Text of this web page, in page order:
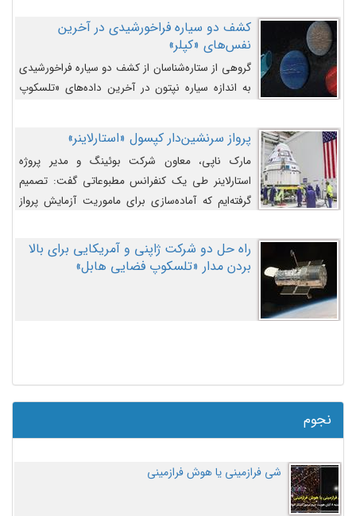
کشف دو سیاره فراخورشیدی در آخرین
نفس‌های «کپلر»
گروهی از ستاره‌شناسان از کشف دو سیاره فراخورشیدی
به اندازه سیاره نپتون در آخرین داده‌های «تلسکوپ
پرواز سرنشین‌دار کپسول «استارلاینر»
مارک ناپی، معاون شرکت بوئینگ و مدیر پروژه
استارلاینر طی یک کنفرانس مطبوعاتی گفت: تصمیم
گرفته‌ایم که آماده‌سازی برای ماموریت آزمایش پرواز
اصلاح کنیم.
راه حل دو شرکت ژاپنی و آمریکایی برای بالا
بردن مدار «تلسکوپ فضایی هابل»
نجوم
شی فرازمینی یا هوش فرازمینی